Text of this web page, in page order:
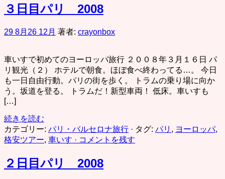
３日目パリ 2008
29 8月 26 12月 著者: crayonbox
車いすで初めてのヨーロッパ旅行 ２００８年３月１６日 パ
リ観光（２） ホテルで朝食。ほぼ食べ終わってる…。 今日
も一日自由行動。パリの街を歩く。 トラムの乗り場に向か
う。坂道を登る。 トラムだ！新型車両！ 低床。車いすも
[…]
続きを読む
カテゴリー: パリ・バルセロナ旅行 · タグ: パリ , ヨーロッパ,
格安ツアー, 車いす · コメントを残す
２日目パリ 2008